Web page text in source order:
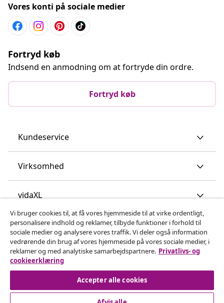
Vores konti på sociale medier
Fortryd køb
Indsend en anmodning om at fortryde din ordre.
Fortryd køb
Kundeservice
Virksomhed
vidaXL
Opdag mere
Vi bruger cookies til, at få vores hjemmeside til at virke ordentligt,
personalisere indhold og reklamer, tilbyde funktioner i forhold til
sociale medier og analysere vores traffik. Vi deler også information
vedrørende din brug af vores hjemmeside på vores sociale medier, i
reklamer og med analytiske samarbejdspartnere. Privatlivs- og
cookieerklæring
Accepter alle cookies